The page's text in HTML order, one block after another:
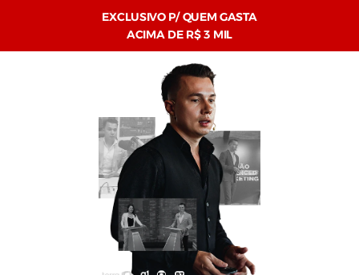
EXCLUSIVO P/ QUEM GASTA
ACIMA DE R$ 3 MIL